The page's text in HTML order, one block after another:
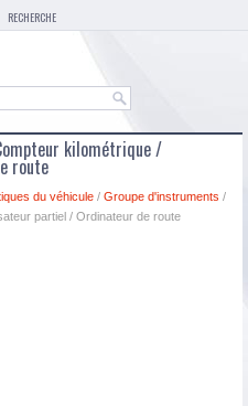
RECHERCHE
kilométrique /
route
du véhicule / Groupe d'instruments /
partiel / Ordinateur de route